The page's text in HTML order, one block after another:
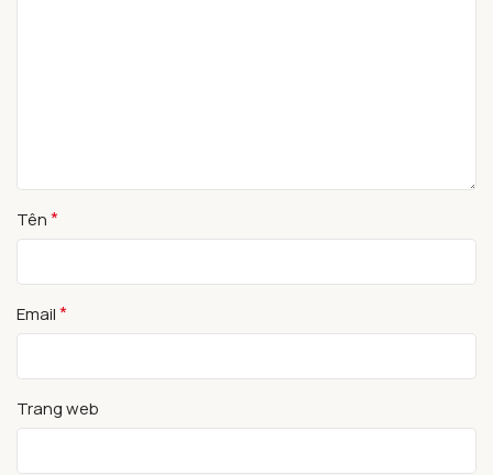
Tên*
Email*
Trang web